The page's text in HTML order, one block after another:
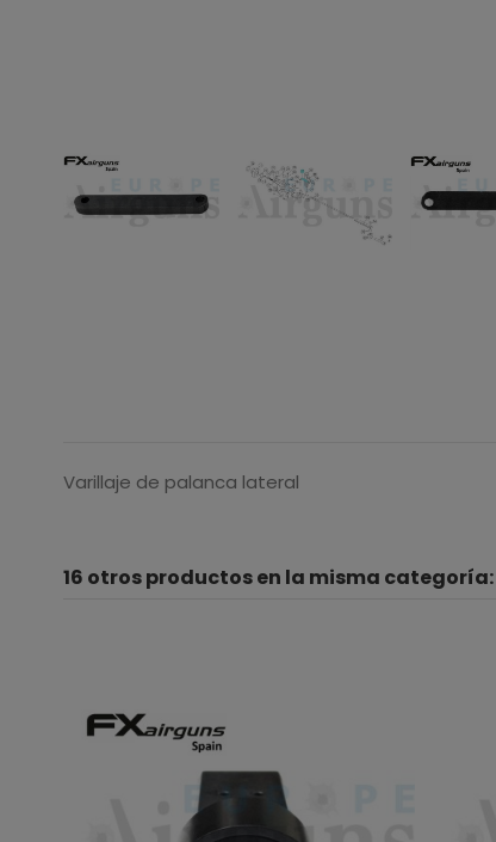
Varillaje de palanca lateral
16 otros productos en la misma categoría: